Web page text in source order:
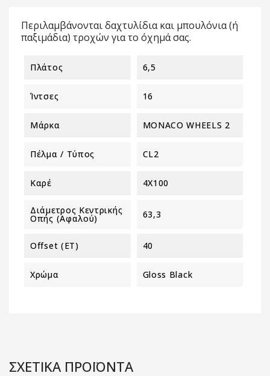
Περιλαμβάνονται δαχτυλίδια και μπουλόνια (ή
παξιμάδια) τροχών για το όχημά σας.
Πλάτος 6,5
Ίντσες 16
Μάρκα MONACO WHEELS 2
Πέλμα / Τύπος CL2
Καρέ 4X100
Διάμετρος Κεντρικής
Οπής (αφαλού) 63,3
Offset (ET) 40
Χρώμα Gloss Black
ΣΧΕΤΙΚΑ ΠΡΟΪΟΝΤΑ